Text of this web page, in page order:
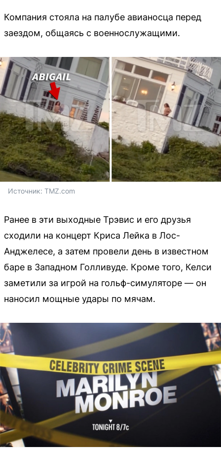
Компания стояла на палубе авианосца перед
заездом, общаясь с военнослужащими.
Источник: TMZ.com
Ранее в эти выходные Трэвис и его друзья
сходили на концерт Криса Лейка в Лос-
Анджелесе, а затем провели день в известном
баре в Западном Голливуде. Кроме того, Келси
заметили за игрой на гольф-симуляторе — он
наносил мощные удары по мячам.